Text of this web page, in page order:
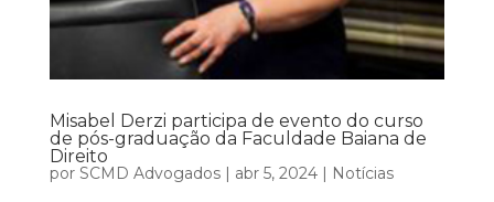
Misabel Derzi participa de evento do curso
de pós-graduação da Faculdade Baiana de
Direito
por SCMD Advogados| abr 5, 2024| Notícias